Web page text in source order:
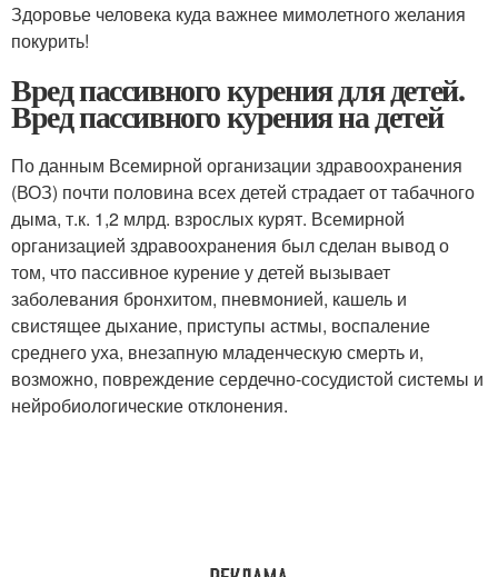
Здоровье человека куда важнее мимолетного желания
покурить!
Вред пассивного курения для детей.
Вред пассивного курения на детей
По данным Всемирной организации здравоохранения
(ВОЗ) почти половина всех детей страдает от табачного
дыма, т.к. 1,2 млрд. взрослых курят. Всемирной
организацией здравоохранения был сделан вывод о
том, что пассивное курение у детей вызывает
заболевания бронхитом, пневмонией, кашель и
свистящее дыхание, приступы астмы, воспаление
среднего уха, внезапную младенческую смерть и,
возможно, повреждение сердечно-сосудистой системы и
нейробиологические отклонения.